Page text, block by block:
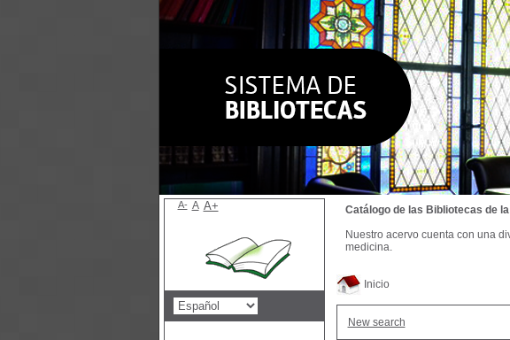
Inicio
New search
Catálogo de las Bibliotecas de
Nuestro acervo cuenta con una
medicina.
A- A A+